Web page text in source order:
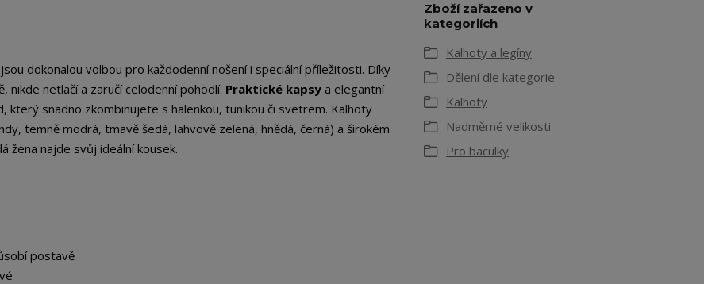
jsou dokonalou volbou pro každodenní nošení i speciální příležitosti. Díky
netlačí a zaručí celodenní pohodlí. Praktické kapsy a elegantní
který snadno zkombinujete s halenkou, tunikou či svetrem. Kalhoty
temně modrá, tmavě šedá, lahvově zelená, hnědá, černá) a širokém
žena najde svůj ideální kousek.
postavě
Zboží zařazeno v
kategoriích
Kalhoty a legíny
Dělení dle kategorie
Kalhoty
Nadměrné velikosti
Pro baculky